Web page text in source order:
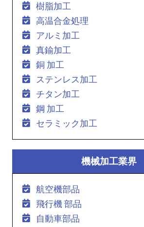
樹脂加工
高温合金処理
アルミ加工
真鍮加工
銅 加工
ステンレス加工
チタン加工
鋼 加工
セラミック加工
機械加工業界
航空機部品
飛行機 部品
自動車部品